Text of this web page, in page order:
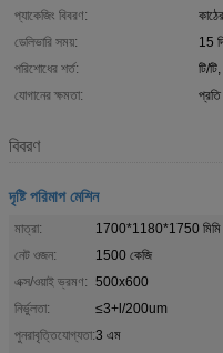
প্যাকেজিং বিবরণ:
ডেলিভারি সময়:
15
পরিশোধের শর্ত:
টি/
যোগানের ক্ষমতা:
বিবরণ
দৃষ্টি পরিমাপ মেশিন
মাত্রা:
1700*1180*1750 মিমি
নেট ওজন:
1500 কেজি
এক্স/ওয়াই ভ্রমণ: 500x600
নির্ভুলতা:
≤3+l/200um
পুনরাবৃত্তিযোগ্যতা:3 এম